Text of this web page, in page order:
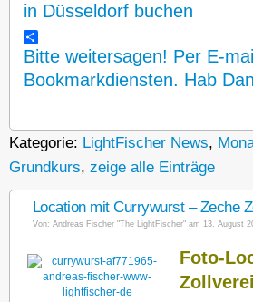
in Düsseldorf buchen
Bitte weitersagen! Per E-
Bookmarkdiensten. Hab
Kategorie: LightFischer News,
Grundkurs, zeige alle Einträge
Location mit Currywurst – Zeche
Von: Andreas Fischer "The LightFischer" am 13. August
Foto-